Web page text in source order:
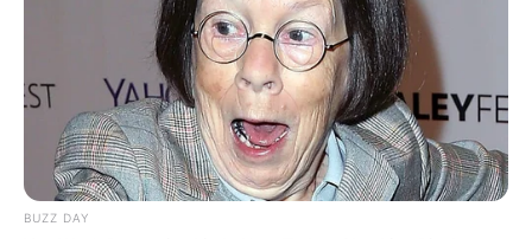
BUZZ DAY